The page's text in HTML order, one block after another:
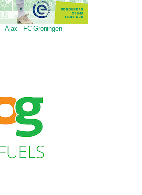
Ajax - FC Groningen